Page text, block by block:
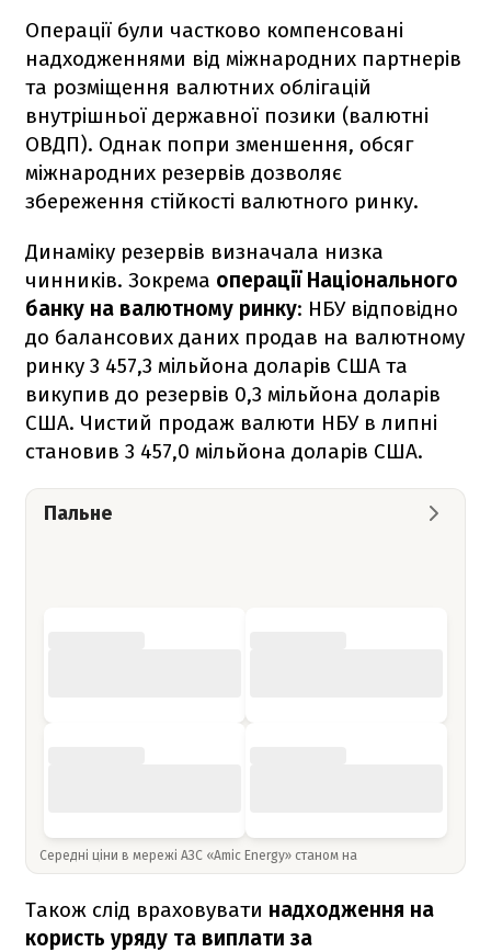
Операції були частково компенсовані
надходженнями від міжнародних партнерів
та розміщення валютних облігацій
внутрішньої державної позики (валютні
ОВДП). Однак попри зменшення, обсяг
міжнародних резервів дозволяє
збереження стійкості валютного ринку.
Динаміку резервів визначала низка
чинників. Зокрема операції Національного
банку на валютному ринку: НБУ відповідно
до балансових даних продав на валютному
ринку 3 457,3 мільйона доларів США та
викупив до резервів 0,3 мільйона доларів
США. Чистий продаж валюти НБУ в липні
становив 3 457,0 мільйона доларів США.
Пальне
Середні ціни в мережі АЗС «Amic Energy» станом на
Також слід враховувати надходження на
користь уряду та виплати за